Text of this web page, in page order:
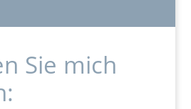
Sie mich